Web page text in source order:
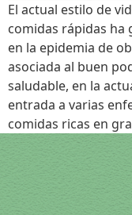
El actual estilo de
comidas rápidas ha
en la epidemia de
asociada al buen
saludable, en la
entrada a varias
comidas ricas en